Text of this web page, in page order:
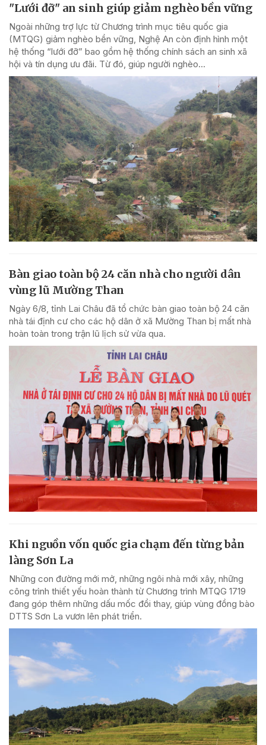
"Lưới đỡ" an sinh giúp giảm nghèo bền vững
Ngoài những trợ lực từ Chương trình mục tiêu quốc gia
(MTQG) giảm nghèo bền vững, Nghệ An còn định hình một
hệ thống “lưới đỡ” bao gồm hệ thống chính sách an sinh xã
hội và tín dụng ưu đãi. Từ đó, giúp người nghèo...
Bàn giao toàn bộ 24 căn nhà cho người dân
vùng lũ Mường Than
Ngày 6/8, tỉnh Lai Châu đã tổ chức bàn giao toàn bộ 24 căn
nhà tái định cư cho các hộ dân ở xã Mường Than bị mất nhà
hoàn toàn trong trận lũ lịch sử vừa qua.
Khi nguồn vốn quốc gia chạm đến từng bản
làng Sơn La
Những con đường mới mở, những ngôi nhà mới xây, những
công trình thiết yếu hoàn thành từ Chương trình MTQG 1719
đang góp thêm những dấu mốc đổi thay, giúp vùng đồng bào
DTTS Sơn La vươn lên phát triển.